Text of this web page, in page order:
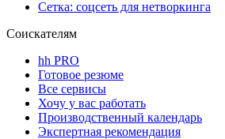
Сетка: соцсеть для нетворкинга
Соискателям
hh PRO
Готовое резюме
Все сервисы
Хочу у вас работать
Производственный календарь
Экспертная рекомендация